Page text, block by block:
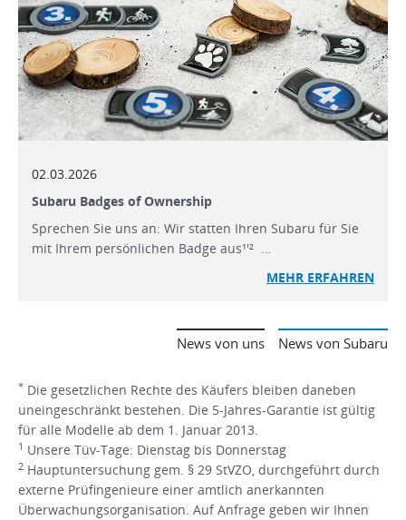
02.03.2026
Subaru Badges of Ownership
Sprechen Sie uns an: Wir statten Ihren Subaru für Sie
mit Ihrem persönlichen Badge aus¹'² …
MEHR ERFAHREN
News von Subaru
News von uns
* Die gesetzlichen Rechte des Käufers bleiben daneben
uneingeschränkt bestehen. Die 5-Jahres-Garantie ist gültig
für alle Modelle ab dem 1. Januar 2013.
1 Unsere Tüv-Tage: Dienstag bis Donnerstag
2 Hauptuntersuchung gem. § 29 StVZO, durchgeführt durch
externe Prüfingenieure einer amtlich anerkannten
Überwachungsorganisation. Auf Anfrage geben wir Ihnen